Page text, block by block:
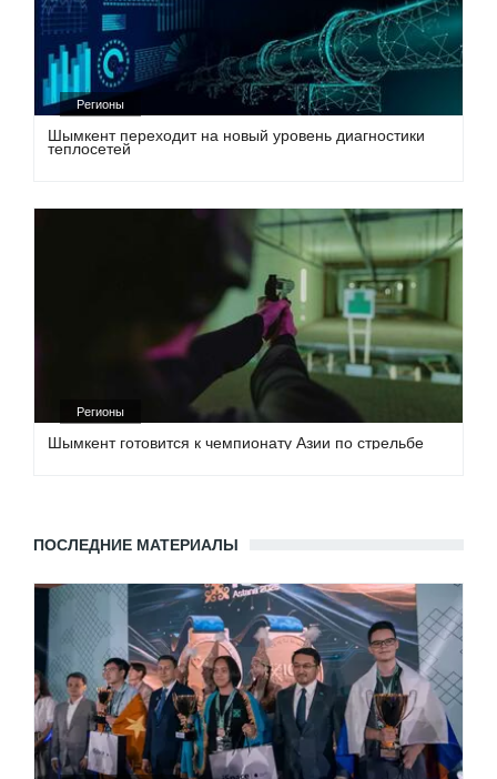
Регионы
Шымкент переходит на новый уровень диагностики
теплосетей
Регионы
Шымкент готовится к чемпионату Азии по стрельбе
ПОСЛЕДНИЕ МАТЕРИАЛЫ